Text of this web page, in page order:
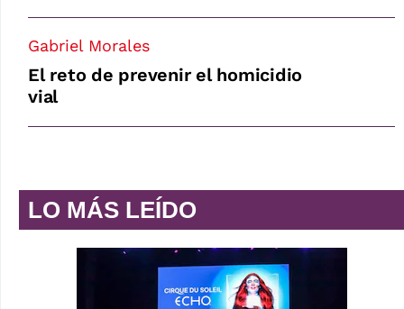
Gabriel Morales
El reto de prevenir el homicidio
vial
LO MÁS LEÍDO